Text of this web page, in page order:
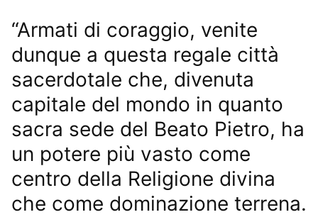
“Armati di coraggio, venite
dunque a questa regale città
sacerdotale che, divenuta
capitale del mondo in quanto
sacra sede del Beato Pietro, ha
un potere più vasto come
centro della Religione divina
che come dominazione terrena.